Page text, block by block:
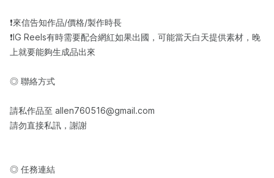
❗️來信告知作品/價格/製作時長
❗️IG Reels有時需要配合網紅如果出國，可能當天白天提供素材，晚
上就要能夠生成品出來
◎ 聯絡方式
請私作品至 allen760516@gmail.com
請勿直接私訊，謝謝
◎ 任務連結